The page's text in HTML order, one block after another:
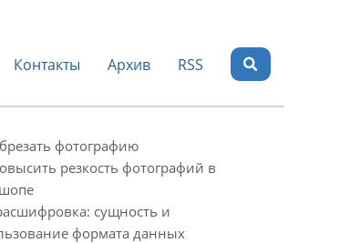
Контакты Архив RSS
фотографию
резкость фотографий в
сущность и
формата данных